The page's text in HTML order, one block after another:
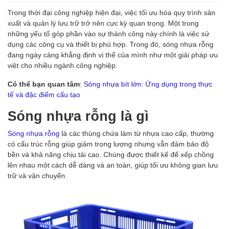
Trong thời đại công nghiệp hiện đại, việc tối ưu hóa quy trình sản
xuất và quản lý lưu trữ trở nên cực kỳ quan trọng. Một trong
những yếu tố góp phần vào sự thành công này chính là việc sử
dụng các công cụ và thiết bị phù hợp. Trong đó, sóng nhựa rỗng
đang ngày càng khẳng định vị thế của mình như một giải pháp ưu
việt cho nhiều ngành công nghiệp.
Có thể bạn quan tâm: Sóng nhựa bít lớn: Ứng dụng trong thực
tế và đặc điểm cấu tạo
Sóng nhựa rỗng là gì
Sóng nhựa rỗng là các thùng chứa làm từ nhựa cao cấp, thường
có cấu trúc rỗng giúp giảm trọng lượng nhưng vẫn đảm bảo độ
bền và khả năng chịu tải cao. Chúng được thiết kế để xếp chồng
lên nhau một cách dễ dàng và an toàn, giúp tối ưu không gian lưu
trữ và vận chuyển.